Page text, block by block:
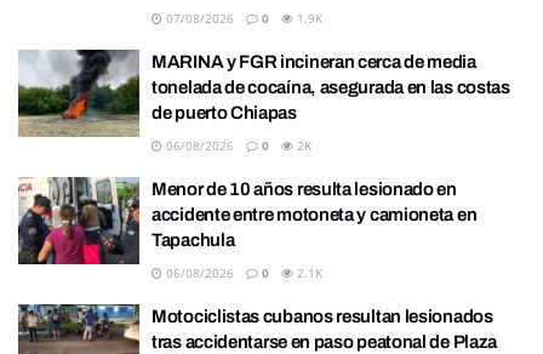
07/08/2026 0 1.9K
MARINA y FGR incineran cerca de media
tonelada de cocaína, asegurada en las costas
de puerto Chiapas
06/08/2026 0 2K
Menor de 10 años resulta lesionado en
accidente entre motoneta y camioneta en
Tapachula
06/08/2026 0 2.1K
Motociclistas cubanos resultan lesionados
tras accidentarse en paso peatonal de Plaza